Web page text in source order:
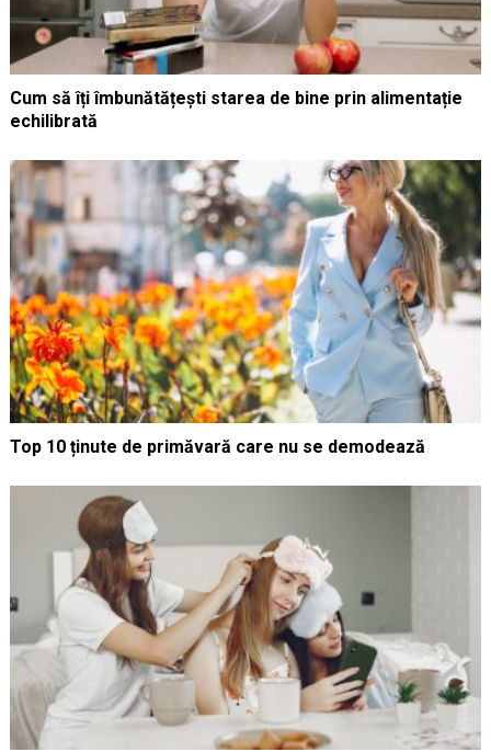
Cum să îți îmbunătățești starea de bine prin alimentație
echilibrată
Top 10 ținute de primăvară care nu se demodează